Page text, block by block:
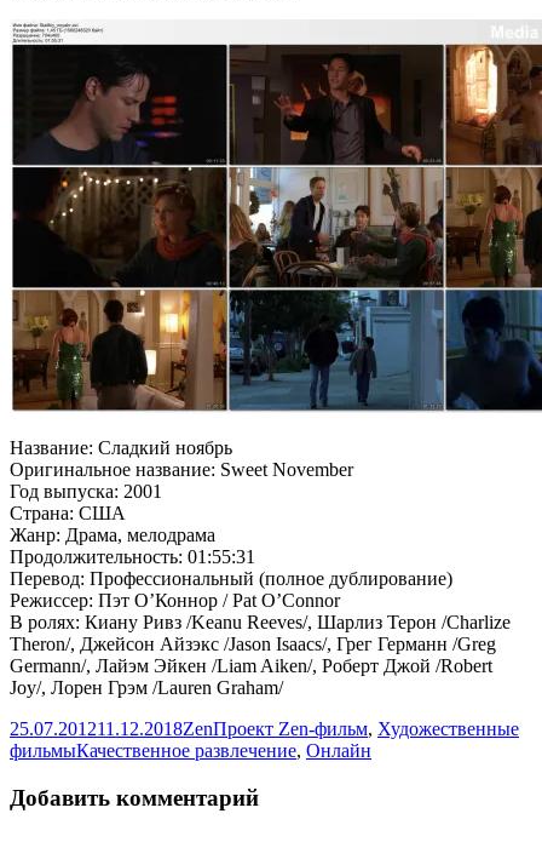
Название: Сладкий ноябрь
Оригинальное название: Sweet November
Год выпуска: 2001
Страна: США
Жанр: Драма, мелодрама
Продолжительность: 01:55:31
Перевод: Профессиональный (полное дублирование)
Режиссер: Пэт О’Коннор / Pat O’Connor
В ролях: Киану Ривз /Keanu Reeves/, Шарлиз Терон /Charlize
Theron/, Джейсон Айзэкс /Jason Isaacs/, Грег Германн /Greg
Germann/, Лайэм Эйкен /Liam Aiken/, Роберт Джой /Robert
Joy/, Лорен Грэм /Lauren Graham/
Опубликовано
25.07.201211.12.2018Автор
ZenРубрики
Проект Zen-фильм, Художественные
фильмыМетки
Качественное развлечение, Онлайн
Добавить комментарий